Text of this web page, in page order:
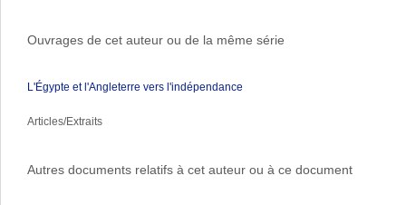
Ouvrages de cet auteur ou de la même série
L'Égypte et l'Angleterre vers l'indépendance
Articles/Extraits
Autres documents relatifs à cet auteur ou à ce document